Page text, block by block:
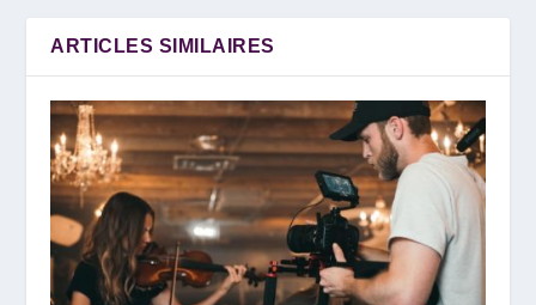
ARTICLES SIMILAIRES